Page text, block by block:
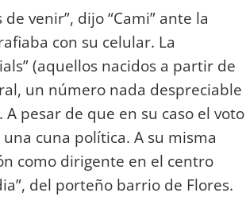
venir”, dijo “Cami” ante la
con su celular. La
(aquellos nacidos a partir de
un número nada despreciable
pesar de que en su caso el voto
cuna política. A su misma
como dirigente en el centro
del porteño barrio de Flores.